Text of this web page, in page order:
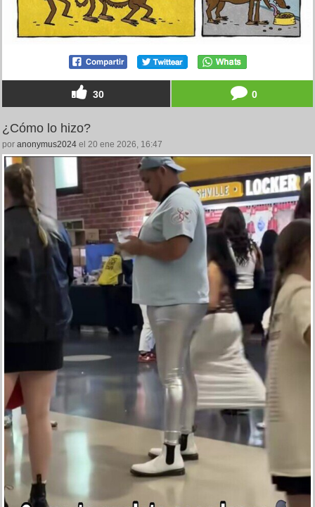
30 0
¿Cómo lo hizo?
por anonymus2024 el 20 ene 2026, 16:47